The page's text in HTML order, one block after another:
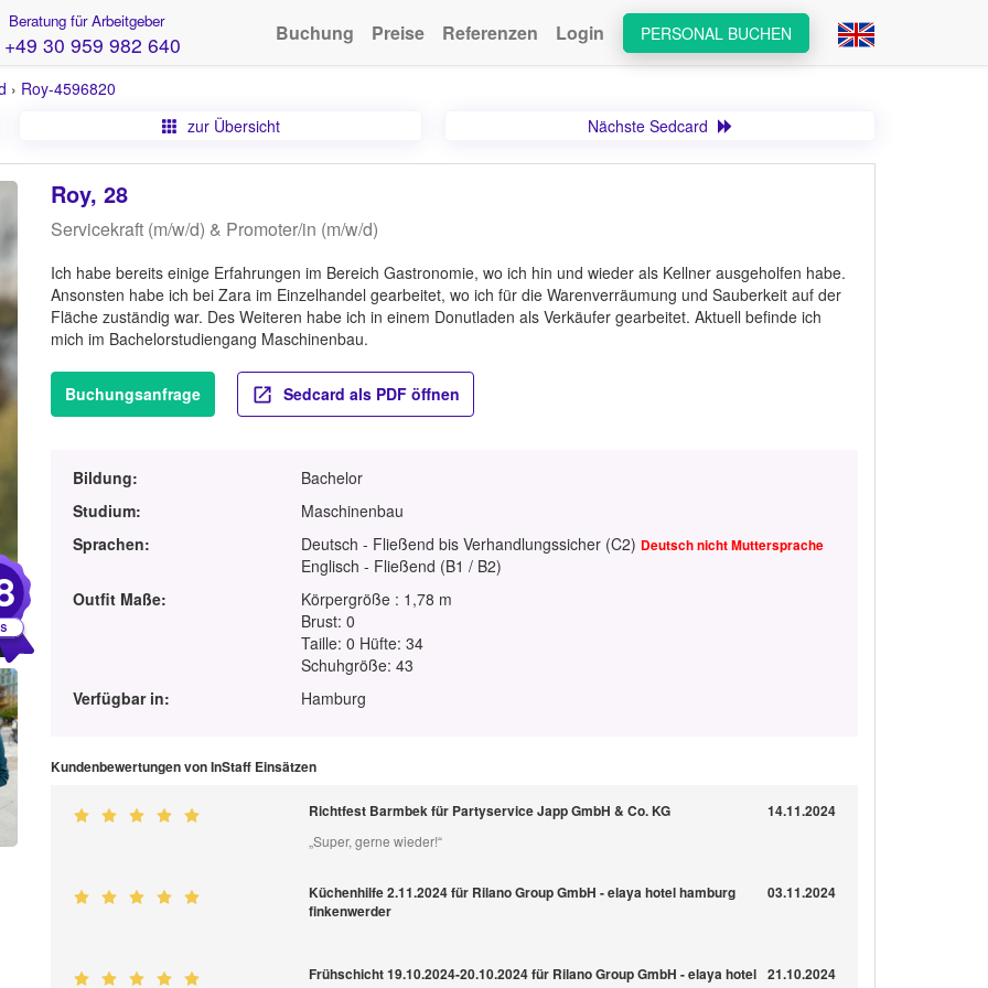
Beratung für Arbeitgeber
+49 30 959 982 640 PERSONAL BUCHEN
Buchung Preise Referenzen Login
› Roy-4596820
zur Übersicht
Nächste Sedcard
Roy, 28
Servicekraft (m/w/d) & Promoter/in (m/w/d)
Ich habe bereits einige Erfahrungen im Bereich Gastronomie, wo ich hin und wieder als Kellner ausgeholfen habe.
Ansonsten habe ich bei Zara im Einzelhandel gearbeitet, wo ich für die Warenverräumung und Sauberkeit auf der
Fläche zuständig war. Des Weiteren habe ich in einem Donutladen als Verkäufer gearbeitet. Aktuell befinde ich
mich im Bachelorstudiengang Maschinenbau.
Buchungsanfrage Sedcard als PDF öffnen
Bildung:
Bachelor
Studium:
Maschinenbau
Sprachen:
Deutsch - Fließend bis Verhandlungssicher (C2) Deutsch nicht Muttersprache
Englisch - Fließend (B1 / B2)
Outfit Maße:
Körpergröße : 1,78 m
Brust: 0
Taille: 0 Hüfte: 34
Schuhgröße: 43
Verfügbar in:
Hamburg
Kundenbewertungen von InStaff Einsätzen
Richtfest Barmbek für Partyservice Japp GmbH & Co. KG 14.11.2024
„Super, gerne wieder!“
Küchenhilfe 2.11.2024 für Rilano Group GmbH - elaya hotel hamburg
finkenwerder
03.11.2024
Frühschicht 19.10.2024-20.10.2024 für Rilano Group GmbH - elaya hotel 21.10.2024